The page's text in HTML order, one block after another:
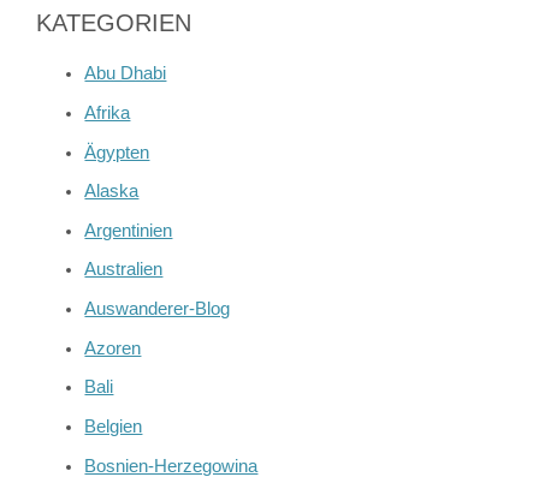
KATEGORIEN
Abu Dhabi
Afrika
Ägypten
Alaska
Argentinien
Australien
Auswanderer-Blog
Azoren
Bali
Belgien
Bosnien-Herzegowina